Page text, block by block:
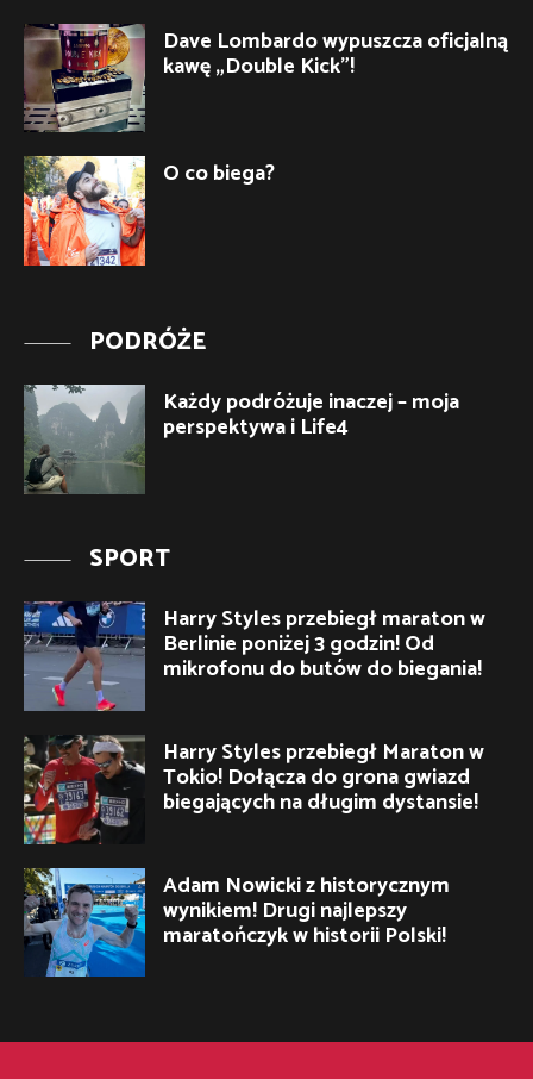
Dave Lombardo wypuszcza oficjalną
kawę „Double Kick”!
O co biega?
PODRÓŻE
Każdy podróżuje inaczej – moja
perspektywa i Life4
SPORT
Harry Styles przebiegł maraton w
Berlinie poniżej 3 godzin! Od
mikrofonu do butów do biegania!
Harry Styles przebiegł Maraton w
Tokio! Dołącza do grona gwiazd
biegających na długim dystansie!
Adam Nowicki z historycznym
wynikiem! Drugi najlepszy
maratończyk w historii Polski!